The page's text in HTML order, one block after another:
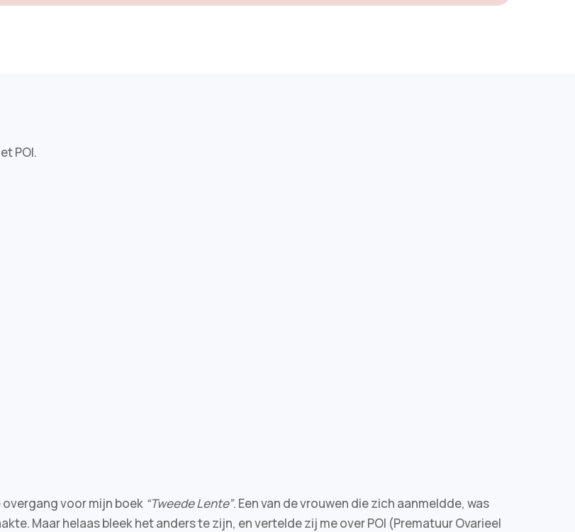
POI.
voor mijn boek “Tweede Lente”. Een van de vrouwen die zich aanmeldde, was
Maar helaas bleek het anders te zijn, en vertelde zij me over POI (Prematuur Ovarieel